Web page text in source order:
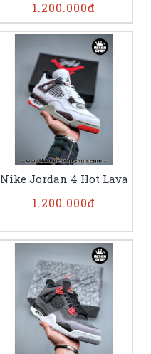
1.200.000đ
Nike Jordan 4 Hot Lava
1.200.000đ